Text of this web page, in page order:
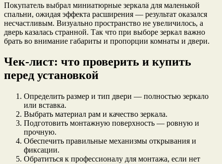
Покупатель выбрал миниатюрные зеркала для маленькой
спальни, ожидая эффекта расширения — результат оказался
несчастливым. Визуально пространство не увеличилось, а
дверь казалась странной. Так что при выборе зеркал важно
брать во внимание габариты и пропорции комнаты и двери.
Чек-лист: что проверить и купить
перед установкой
Определить размер и тип двери — полностью зеркало
или вставка.
Выбрать материал рам и качество зеркала.
Подготовить монтажную поверхность — ровную и
прочную.
Обеспечить правильные механизмы открывания и
фиксации.
Обратиться к профессионалу для монтажа, если нет